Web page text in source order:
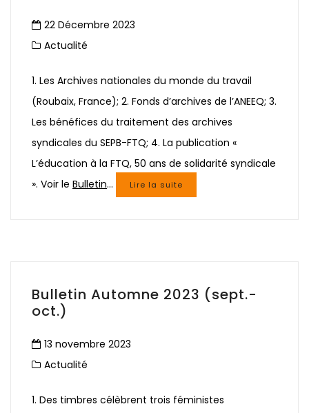
22 Décembre 2023
Actualité
1. Les Archives nationales du monde du travail
(Roubaix, France); 2. Fonds d’archives de l’ANEEQ; 3.
Les bénéfices du traitement des archives
syndicales du SEPB-FTQ; 4. La publication «
L’éducation à la FTQ, 50 ans de solidarité syndicale
». Voir le Bulletin… Lire la suite
Bulletin Automne 2023 (sept.-
oct.)
13 novembre 2023
Actualité
1. Des timbres célèbrent trois féministes